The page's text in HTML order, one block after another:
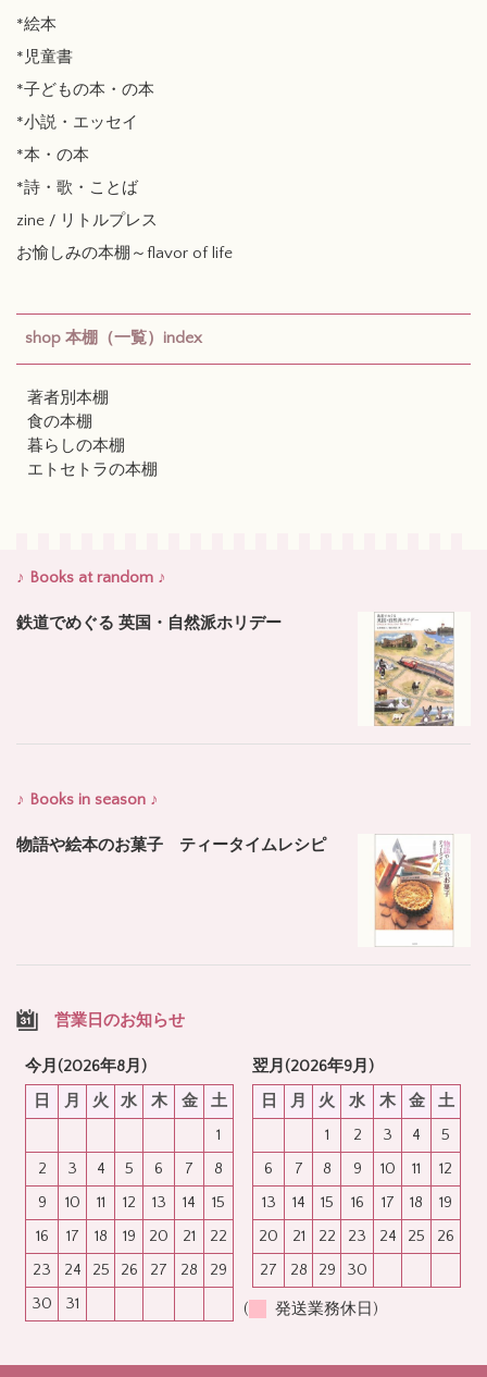
*絵本
*児童書
*子どもの本・の本
*小説・エッセイ
*本・の本
*詩・歌・ことば
zine / リトルプレス
お愉しみの本棚～flavor of life
shop 本棚（一覧）index
著者別本棚
食の本棚
暮らしの本棚
エトセトラの本棚
♪ Books at random ♪
鉄道でめぐる 英国・自然派ホリデー
♪ Books in season ♪
物語や絵本のお菓子 ティータイムレシピ
営業日のお知らせ
今月(2026年8月)
日
月 火 水 木 金
土
1
2
3 4 5 6 7
8
9
10 11 12 13 14
15
16
17 18 19 20 21
22
23
24 25 26 27 28
29
30
31
翌月(2026年9月)
日
月 火 水 木 金
土
1
2 3 4
5
6
7 8 9 10 11
12
13
14 15 16 17 18
19
20
21 22 23 24 25
26
27
28 29 30
( 発送業務休日)